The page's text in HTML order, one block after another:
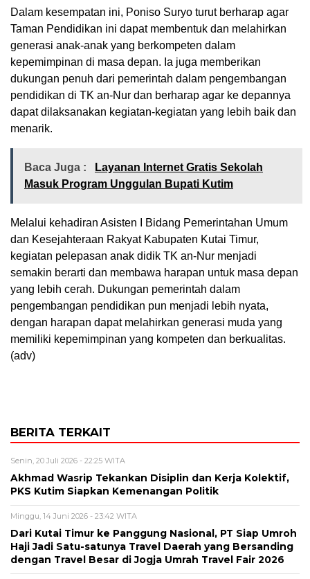
Dalam kesempatan ini, Poniso Suryo turut berharap agar
Taman Pendidikan ini dapat membentuk dan melahirkan
generasi anak-anak yang berkompeten dalam
kepemimpinan di masa depan. Ia juga memberikan
dukungan penuh dari pemerintah dalam pengembangan
pendidikan di TK an-Nur dan berharap agar ke depannya
dapat dilaksanakan kegiatan-kegiatan yang lebih baik dan
menarik.
Baca Juga :
Layanan Internet Gratis Sekolah
Masuk Program Unggulan Bupati Kutim
Melalui kehadiran Asisten I Bidang Pemerintahan Umum
dan Kesejahteraan Rakyat Kabupaten Kutai Timur,
kegiatan pelepasan anak didik TK an-Nur menjadi
semakin berarti dan membawa harapan untuk masa depan
yang lebih cerah. Dukungan pemerintah dalam
pengembangan pendidikan pun menjadi lebih nyata,
dengan harapan dapat melahirkan generasi muda yang
memiliki kepemimpinan yang kompeten dan berkualitas.
(adv)
BERITA TERKAIT
Senin, 20 Juli 2026 - 22:25 WITA
Akhmad Wasrip Tekankan Disiplin dan Kerja Kolektif,
PKS Kutim Siapkan Kemenangan Politik
Minggu, 14 Juni 2026 - 23:42 WITA
Dari Kutai Timur ke Panggung Nasional, PT Siap Umroh
Haji Jadi Satu-satunya Travel Daerah yang Bersanding
dengan Travel Besar di Jogja Umrah Travel Fair 2026